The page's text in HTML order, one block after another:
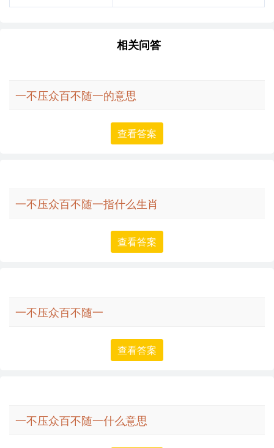
相关问答
一不压众百不随一的意思
查看答案
一不压众百不随一指什么生肖
查看答案
一不压众百不随一
查看答案
一不压众百不随一什么意思